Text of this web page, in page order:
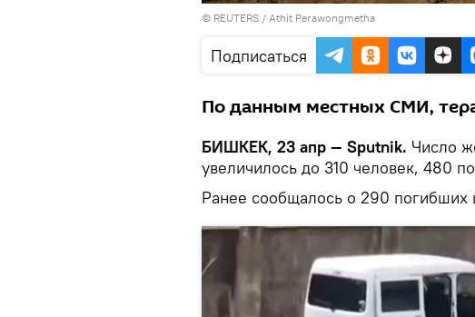
© REUTERS / Athit Perawongmetha
Подписаться
По данным местных СМИ,
БИШКЕК, 23 апр — Sputnik. Число
увеличилось до 310 человек, 480
Ранее сообщалось о 290 погибших